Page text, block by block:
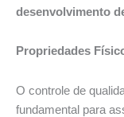
desenvolvimento
Propriedades
O controle de
fundamental para